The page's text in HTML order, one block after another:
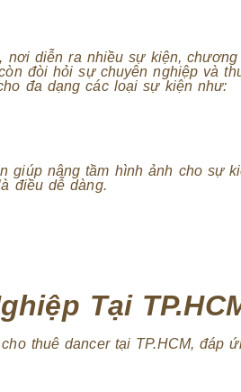
diễn ra nhiều sự kiện,
đòi hỏi sự chuyên nghiệp và
đa dạng các loại sự kiện như:
giúp nâng tầm hình ảnh cho sự
điều dễ dàng.
Tại
thuê dancer tại TP.HCM, đáp